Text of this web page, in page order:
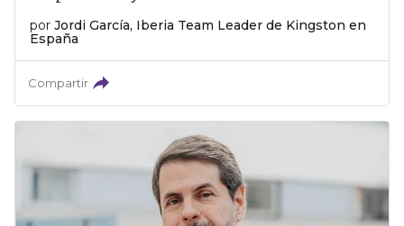
por Jordi García, Iberia Team Leader de Kingston en
España
Compartir